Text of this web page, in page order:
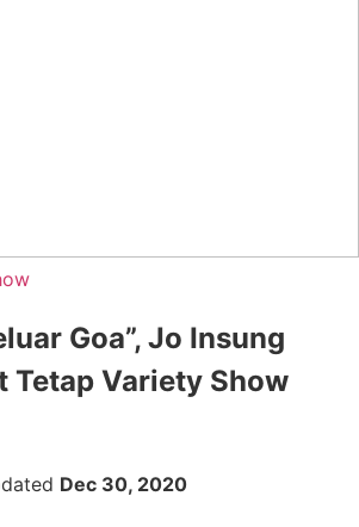
Goa”, Jo Insung
Tetap Variety Show
Dec 30, 2020